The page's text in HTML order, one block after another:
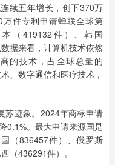
续五年增长，创下370万
件专利申请蝉联全球第
（419132件）、韩国
据来看，计算机技术依然
的技术，占全球总量的
、数字通信和医疗技术，
苏迹象。2024年商标申请
0.1%。最大申请来源国是
（836457件）、俄罗斯
（436291件）。